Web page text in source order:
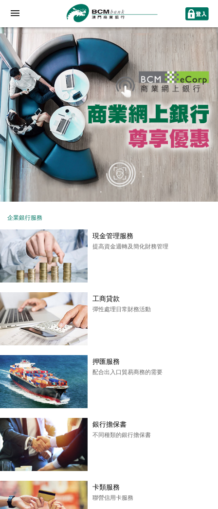
企業銀行服務
現金管理服務
提高資金週轉及簡化財務管理
工商貸款
彈性處理日常財務活動
押匯服務
配合出入口貿易商務的需要
銀行擔保書
不同種類的銀行擔保書
卡類服務
聯營信用卡服務